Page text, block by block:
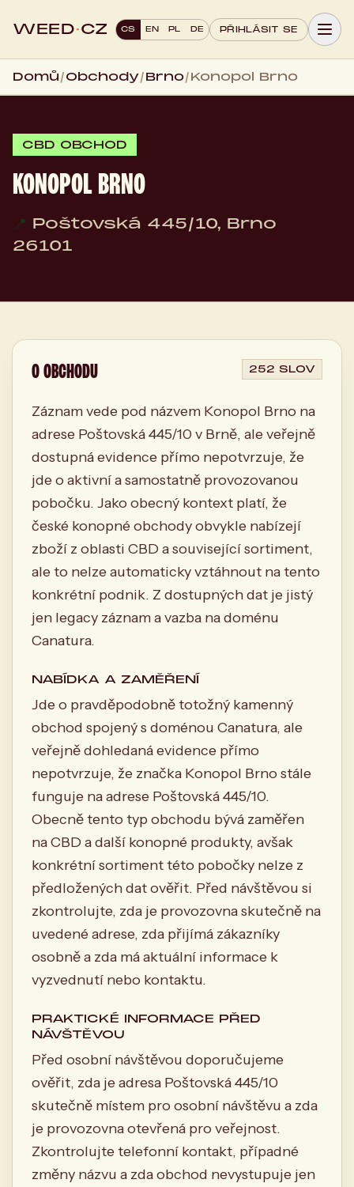
WEED·CZ CS EN PL DE PŘIHLÁSIT SE
Domů/Obchody/Brno/Konopol Brno
CBD OBCHOD
KONOPOL BRNO
📍 Poštovská 445/10, Brno
26101
O OBCHODU 252 SLOV
Záznam vede pod názvem Konopol Brno na
adrese Poštovská 445/10 v Brně, ale veřejně
dostupná evidence přímo nepotvrzuje, že
jde o aktivní a samostatně provozovanou
pobočku. Jako obecný kontext platí, že
české konopné obchody obvykle nabízejí
zboží z oblasti CBD a související sortiment,
ale to nelze automaticky vztáhnout na tento
konkrétní podnik. Z dostupných dat je jistý
jen legacy záznam a vazba na doménu
Canatura.
NABÍDKA A ZAMĚŘENÍ
Jde o pravděpodobně totožný kamenný
obchod spojený s doménou Canatura, ale
veřejně dohledaná evidence přímo
nepotvrzuje, že značka Konopol Brno stále
funguje na adrese Poštovská 445/10.
Obecně tento typ obchodu bývá zaměřen
na CBD a další konopné produkty, avšak
konkrétní sortiment této pobočky nelze z
předložených dat ověřit. Před návštěvou si
zkontrolujte, zda je provozovna skutečně na
uvedené adrese, zda přijímá zákazníky
osobně a zda má aktuální informace k
vyzvednutí nebo kontaktu.
PRAKTICKÉ INFORMACE PŘED
NÁVŠTĚVOU
Před osobní návštěvou doporučujeme
ověřit, zda je adresa Poštovská 445/10
skutečně místem pro osobní návštěvu a zda
je provozovna otevřená pro veřejnost.
Zkontrolujte telefonní kontakt, případné
změny názvu a zda obchod nevystupuje jen